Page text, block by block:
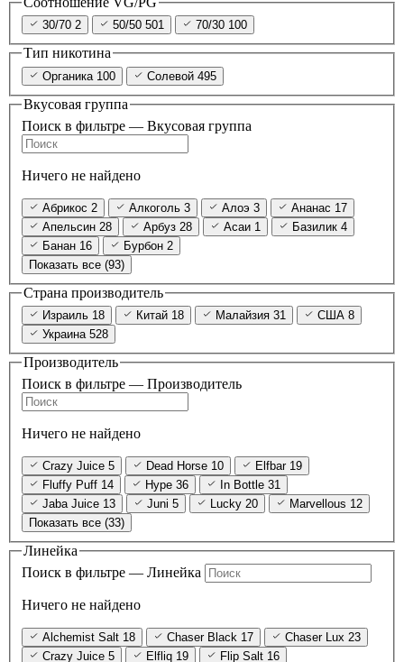
30/70 2 50/50 501 70/30 100
Тип никотина
Органика 100 Солевой 495
Вкусовая группа
Поиск в фильтре — Вкусовая группа
Ничего не найдено
Абрикос 2 Алкоголь 3 Алоэ 3 Ананас 17
Апельсин 28 Арбуз 28 Асаи 1 Базилик 4
Банан 16 Бурбон 2
Показать все (93)
Страна производитель
Израиль 18 Китай 18 Малайзия 31 США 8
Украина 528
Производитель
Поиск в фильтре — Производитель
Ничего не найдено
Crazy Juice 5 Dead Horse 10 Elfbar 19
Fluffy Puff 14 Hype 36 In Bottle 31
Jaba Juice 13 Juni 5 Lucky 20 Marvellous 12
Показать все (33)
Линейка
Поиск в фильтре — Линейка
Ничего не найдено
Alchemist Salt 18 Chaser Black 17 Chaser Lux 23
Crazy Juice 5 Elfliq 19 Flip Salt 16